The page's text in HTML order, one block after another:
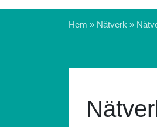
Hem » Nätverk »